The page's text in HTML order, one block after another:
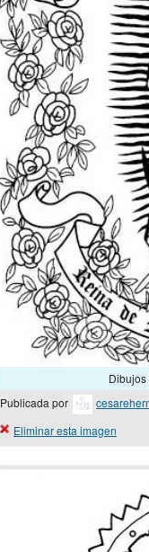
Publicada por
Eliminar esta imagen